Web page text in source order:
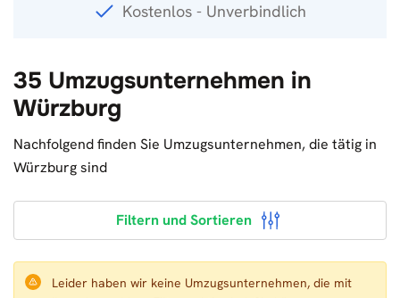
Kostenlos - Unverbindlich
35 Umzugsunternehmen in
Würzburg
Nachfolgend finden Sie Umzugsunternehmen, die tätig in
Würzburg sind
Filtern und Sortieren
Leider haben wir keine Umzugsunternehmen, die mit